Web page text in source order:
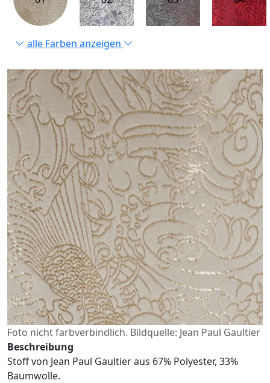
alle Farben anzeigen
Foto nicht farbverbindlich. Bildquelle: Jean Paul Gaultier
Beschreibung
Stoff von Jean Paul Gaultier aus 67% Polyester, 33%
Baumwolle.